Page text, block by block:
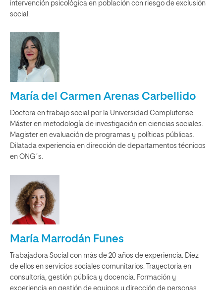
intervención psicológica en población con riesgo de exclusión
social.
María del Carmen Arenas Carbellido
Doctora en trabajo social por la Universidad Complutense.
Máster en metodología de investigación en ciencias sociales.
Magister en evaluación de programas y políticas públicas.
Dilatada experiencia en dirección de departamentos técnicos
en ONG´s.
María Marrodán Funes
Trabajadora Social con más de 20 años de experiencia. Diez
de ellos en servicios sociales comunitarios. Trayectoria en
consultoría, gestión pública y docencia. Formación y
experiencia en gestión de equipos y dirección de personas.